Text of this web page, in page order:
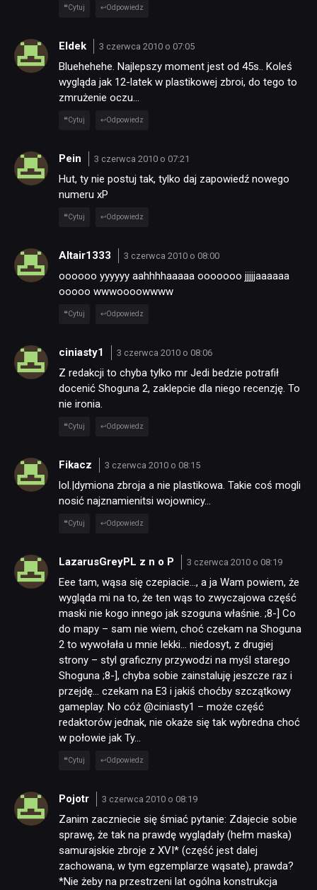
Cytuj Odpowiedz
Eldek 3 czerwca 2010 o 07:05
Bluehehehe. Najlepszy moment jest od 45s.. Koleś
wygląda jak 12-latek w plastikowej zbroi, do tego to
zmrużenie oczu…
Cytuj Odpowiedz
Pein 3 czerwca 2010 o 07:21
Hut, ty nie postuj tak, tylko daj zapowiedź nowego
numeru xP
Cytuj Odpowiedz
Altair1333 3 czerwca 2010 o 08:00
oooooo yyyyyy aahhhhaaaaa ooooooo jjjjjaaaaaa
ooooo wwwoooowwww
Cytuj Odpowiedz
ciniasty1 3 czerwca 2010 o 08:06
Z redakcji to chyba tylko mr Jedi bedzie potrafił
docenić Shoguna 2, zaklepcie dla niego recenzję. To
nie ironia.
Cytuj Odpowiedz
Fikacz 3 czerwca 2010 o 08:15
lol.|dymiona zbroja a nie plastikowa. Takie coś mogli
nosić najznamienitsi wojownicy…
Cytuj Odpowiedz
LazarusGreyPL z n o P 3 czerwca 2010 o 08:19
Eee tam, wąsa się czepiacie…, a ja Wam powiem, że
wygląda mi na to, że ten wąs to zwyczajowa część
maski nie kogo innego jak szoguna właśnie. ;8-] Co
do mapy – sam nie wiem, choć czekam na Shoguna
2 to wywołała u mnie lekki… niedosyt, z drugiej
strony – styl graficzny przywodzi na myśl starego
Shoguna ;8-], chyba sobie zainstaluję jeszcze raz i
przejdę… czekam na E3 i jakiś choćby szczątkowy
gameplay. No cóż @ciniasty1 – może część
redaktorów jednak, nie okaże się tak wybredna choć
w połowie jak Ty…
Cytuj Odpowiedz
Pojotr 3 czerwca 2010 o 08:19
Zanim zaczniecie się śmiać pytanie: Zdajecie sobie
sprawę, że tak na prawdę wyglądały (hełm maska)
samurajskie zbroje z XVI* (część jest dalej
zachowana, w tym egzemplarze wąsate), prawda?
*Nie żeby na przestrzeni lat ogólna konstrukcja